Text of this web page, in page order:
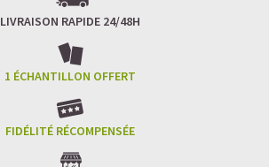
LIVRAISON RAPIDE 24/48H
1 ÉCHANTILLON OFFERT
FIDÉLITÉ RÉCOMPENSÉE